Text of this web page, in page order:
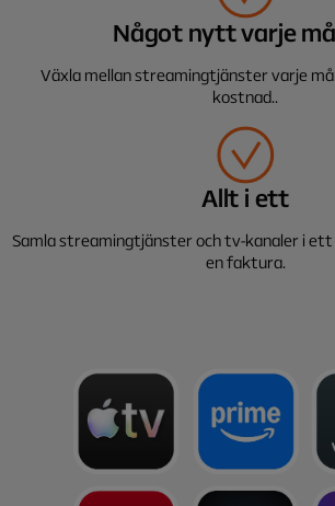
Något nytt varje
Växla mellan streamingtjänster varje
kostnad..
Allt i ett
Samla streamingtjänster och tv-kanaler i ett
en faktura.